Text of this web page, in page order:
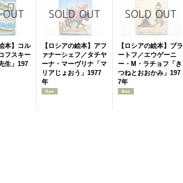
本】コル
フスキー
生」197
【ロシアの絵本】アフ
ァナーシェフ／タチヤ
ーナ・マーヴリナ「マ
リアじょおう」1977
年
【ロシアの絵本】ブラ
ートフ／エウゲーニ
ー・M・ラチョフ「き
つねとおおかみ」197
7年